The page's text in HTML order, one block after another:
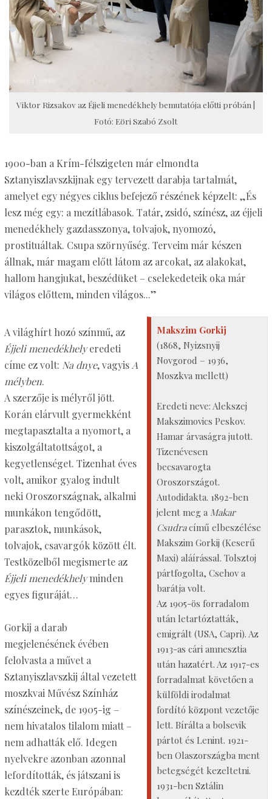
Viktor Rizsakov az Éjjeli menedékhely bemutatója előtti próbán |
Fotó: Eöri Szabó Zsolt
1900-ban a Krím-félszigeten már elmondta
Sztanyiszlavszkijnak egy tervezett darabja tartalmát,
amelyet egy négyes ciklus befejező részének képzelt: „És
lesz még egy: a mezítlábasok. Tatár, zsidó, színész, az éjjeli
menedékhely gazdasszonya, tolvajok, nyomozó,
prostituáltak. Csupa szörnyűség. Terveim már készen
állnak, már magam előtt látom az arcokat, az alakokat,
hallom hangjukat, beszédüket – cselekedeteik oka már
világos előttem, minden világos...”
Makszim Gorkij
(1868, Nyizsnyij
Novgorod – 1936,
Moszkva mellett)
Eredeti neve: Alekszej
Makszimovics Peskov.
Hamar árvaságra jutott.
Tizenévesen
becsavarogta
Oroszországot.
Autodidakta. 1892-ben
jelent meg a Makar
Csudracímű elbeszélése
Makszim Gorkij (Keserű
Maxi) aláírással. Tolsztoj
pártfogolta, Csehov a
barátja volt.
Az 1905-ös forradalom
után letartóztatták,
emigrált (USA, Capri). Az
1913-as cári amnesztia
után hazatért. Az 1917-es
forradalmat követően a
külföldi irodalmat
fordító központ vezetője
lett. Bírálta a bolsevik
pártot és Lenint. 1921-
ben Olaszországba ment
betegségét kezeltetni.
1931-ben Sztálin
A világhírt hozó színmű, az
Éjjeli menedékhelyeredeti
címe ez volt: Na dnye, vagyisA
mélyben.
A szerzője is mélyről jött.
Korán elárvult gyermekként
megtapasztalta a nyomort, a
kiszolgáltatottságot, a
kegyetlenséget. Tizenhat éves
volt, amikor gyalog indult
neki Oroszországnak, alkalmi
munkákon tengődött,
parasztok, munkások,
tolvajok, csavargók között élt.
Testközelből megismerte az
Éjjeli menedékhelyminden
egyes figuráját…
Gorkij a darab
megjelenésének évében
felolvasta a művet a
Sztanyiszlavszkij által vezetett
moszkvai Művész Színház
színészeinek, de 1905-ig –
nem hivatalos tilalom miatt –
nem adhatták elő. Idegen
nyelvekre azonban azonnal
lefordították, és játszani is
kezdték szerte Európában: